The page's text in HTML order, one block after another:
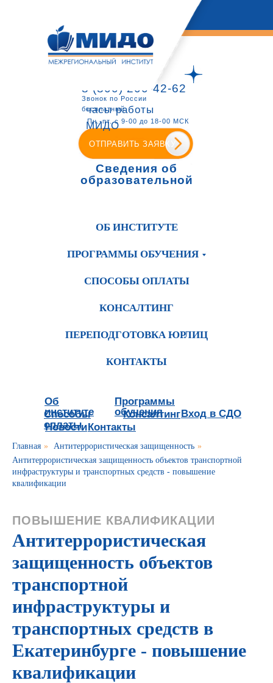
8 (800) 200-42-62
Звонок по России
бесплатный
ОТПРАВИТЬ ЗАЯВКУ
часы работы
МИДО
Пн.-пт. с 9-00 до 18-00 МСК
Сведения об
образовательной
ОБ ИНСТИТУТЕ
ПРОГРАММЫ ОБУЧЕНИЯ
СПОСОБЫ ОПЛАТЫ
КОНСАЛТИНГ
ПЕРЕПОДГОТОВКА ЮРЛИЦ
КОНТАКТЫ
Об
институте
Программы
обучения
Способы
оплаты
Консалтинг
Новости
Вход в СДО
Контакты
Главная » Антитеррористическая защищенность »
Антитеррористическая защищенность объектов транспортной
инфраструктуры и транспортных средств - повышение
квалификации
ПОВЫШЕНИЕ КВАЛИФИКАЦИИ
Антитеррористическая
защищенность объектов
транспортной
инфраструктуры и
транспортных средств в
Екатеринбурге - повышение
квалификации